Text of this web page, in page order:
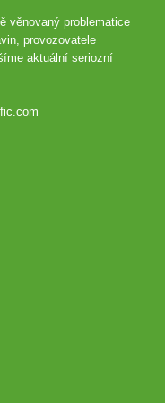
věnovaný problematice
provozovatele
aktuální seriozní